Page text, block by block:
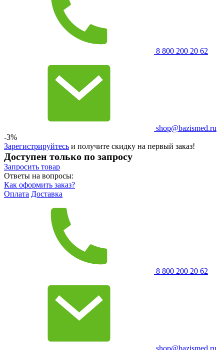
8 800 200 20 62
shop@bazismed.ru
-3%
Зарегистрируйтесь и получите скидку на первый заказ!
Доступен только по запросу
Запросить товар
Ответы на вопросы:
Как оформить заказ?
Оплата Доставка
8 800 200 20 62
shop@bazismed.ru